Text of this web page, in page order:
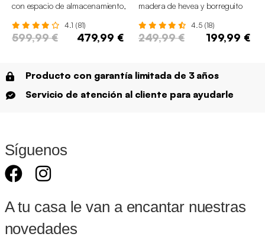
con espacio de almacenamiento,
4.1 (81)
599,99 € 479,99 €
madera de hevea y borreguito
4.5 (18)
249,99 € 199,99 €
Producto con garantía limitada de 3 años
Servicio de atención al cliente para ayudarle
Síguenos
A tu casa le van a encantar nuestras
novedades